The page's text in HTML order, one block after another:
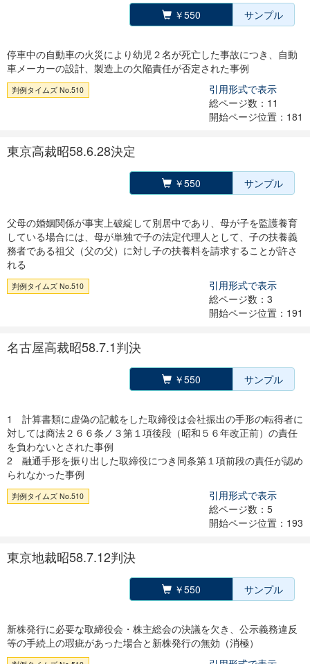
￥550 サンプル
停車中の自動車の火災により幼児２名が死亡した事故につき、自動
車メーカーの設計、製造上の欠陥責任が否定された事例
判例タイムズ No.510
引用形式で表示
総ページ数：11
開始ページ位置：181
東京高裁昭58.6.28決定
￥550 サンプル
父母の婚姻関係が事実上破綻して別居中であり、母が子を監護養育
している場合には、母が単独で子の法定代理人として、子の扶養義
務者である祖父（父の父）に対し子の扶養料を請求することが許さ
れる
判例タイムズ No.510
引用形式で表示
総ページ数：3
開始ページ位置：191
名古屋高裁昭58.7.1判決
￥550 サンプル
1 計算書類に虚偽の記載をした取締役は会社振出の手形の転得者に
対しては商法２６６条ノ３第１項後段（昭和５６年改正前）の責任
を負わないとされた事例
2 融通手形を振り出した取締役につき同条第１項前段の責任が認め
られなかった事例
判例タイムズ No.510
引用形式で表示
総ページ数：5
開始ページ位置：193
東京地裁昭58.7.12判決
￥550 サンプル
新株発行に必要な取締役会・株主総会の決議を欠き、公示義務違反
等の手続上の瑕疵があった場合と新株発行の無効（消極）